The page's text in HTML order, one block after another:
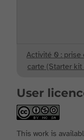
Activité 0 : prise
carte (Starter
User
This work is